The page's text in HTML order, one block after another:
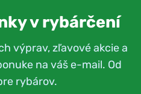
v rybárčení
výprav, zľavové akcie a
na váš e-mail. Od
rybárov.